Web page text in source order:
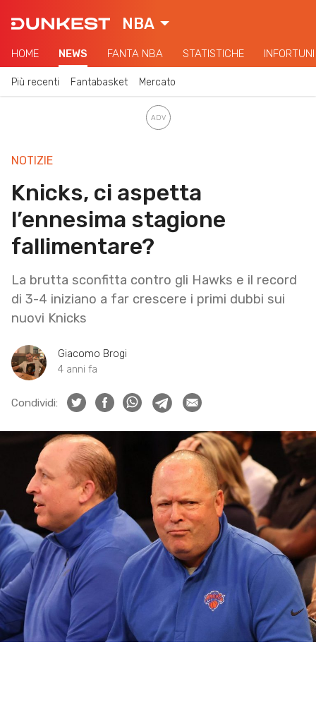
NBA
HOME NEWS FANTA NBA STATISTICHE INFORTUNI
Più recenti Fantabasket Mercato
NOTIZIE
Knicks, ci aspetta
l’ennesima stagione
fallimentare?
La brutta sconfitta contro gli Hawks e il record
di 3-4 iniziano a far crescere i primi dubbi sui
nuovi Knicks
Giacomo Brogi
4 anni fa
Condividi: